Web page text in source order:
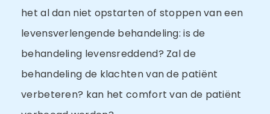
het al dan niet opstarten of stoppen van een
levensverlengende behandeling: is de
behandeling levensreddend? Zal de
behandeling de klachten van de patiënt
verbeteren? kan het comfort van de patiënt